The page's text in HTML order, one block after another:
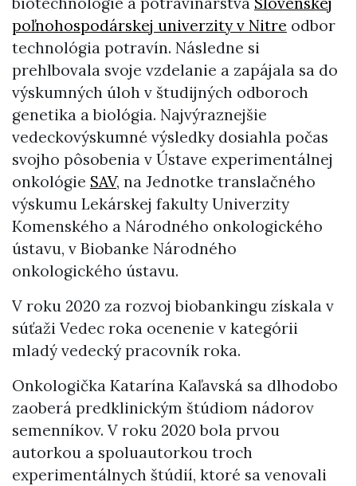
poľnohospodárskej univerzity v Nitre odbor
technológia potravín. Následne si
prehlbovala svoje vzdelanie a zapájala sa do
výskumných úloh v študijných odboroch
genetika a biológia. Najvýraznejšie
vedeckovýskumné výsledky dosiahla počas
svojho pôsobenia v Ústave experimentálnej
onkológie SAV, na Jednotke translačného
výskumu Lekárskej fakulty Univerzity
Komenského a Národného onkologického
ústavu, v Biobanke Národného
onkologického ústavu.
V roku 2020 za rozvoj biobankingu získala v
súťaži Vedec roka ocenenie v kategórii
mladý vedecký pracovník roka.
Onkologička Katarína Kaľavská sa dlhodobo
zaoberá predklinickým štúdiom nádorov
semenníkov. V roku 2020 bola prvou
autorkou a spoluautorkou troch
experimentálnych štúdií, ktoré sa venovali